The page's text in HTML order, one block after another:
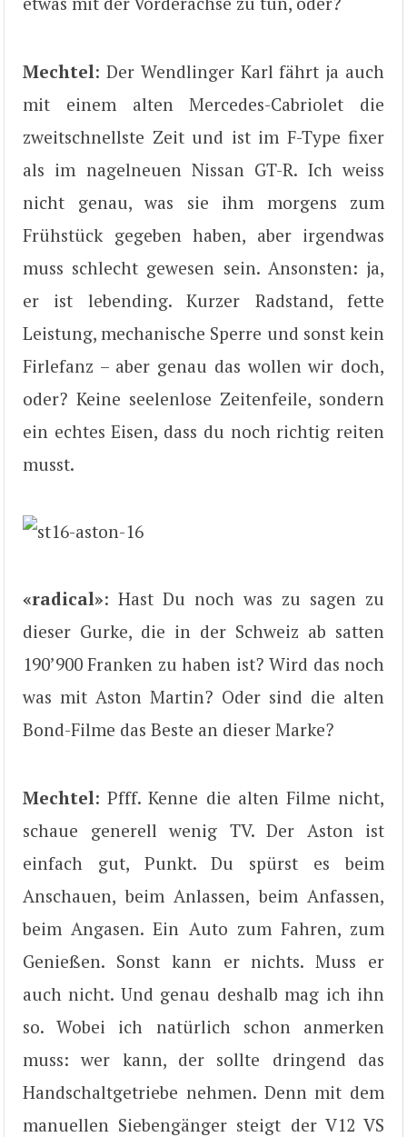
Mechtel: Der Wendlinger Karl fährt ja auch
mit einem alten Mercedes-Cabriolet die
zweitschnellste Zeit und ist im F-Type fixer
als im nagelneuen Nissan GT-R. Ich weiss
nicht genau, was sie ihm morgens zum
Frühstück gegeben haben, aber irgendwas
muss schlecht gewesen sein. Ansonsten: ja,
er ist lebending. Kurzer Radstand, fette
Leistung, mechanische Sperre und sonst kein
Firlefanz – aber genau das wollen wir doch,
oder? Keine seelenlose Zeitenfeile, sondern
ein echtes Eisen, dass du noch richtig reiten
musst.
«radical»: Hast Du noch was zu sagen zu
dieser Gurke, die in der Schweiz ab satten
190’900 Franken zu haben ist? Wird das noch
was mit Aston Martin? Oder sind die alten
Bond-Filme das Beste an dieser Marke?
Mechtel: Pfff. Kenne die alten Filme nicht,
schaue generell wenig TV. Der Aston ist
einfach gut, Punkt. Du spürst es beim
Anschauen, beim Anlassen, beim Anfassen,
beim Angasen. Ein Auto zum Fahren, zum
Genießen. Sonst kann er nichts. Muss er
auch nicht. Und genau deshalb mag ich ihn
so. Wobei ich natürlich schon anmerken
muss: wer kann, der sollte dringend das
Handschaltgetriebe nehmen. Denn mit dem
manuellen Siebengänger steigt der V12 VS